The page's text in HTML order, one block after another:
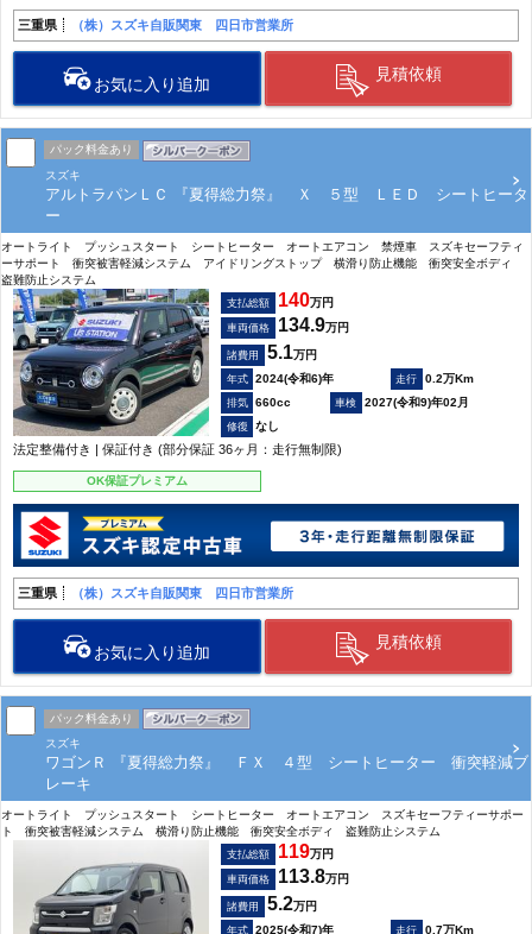
三重県 （株）スズキ自販関東 四日市営業所
お気に入り追加
見積依頼
パック料金あり
スズキ
アルトラパンＬＣ 『夏得総力祭』 Ｘ ５型 ＬＥＤ シートヒータ
ー
オートライト プッシュスタート シートヒーター オートエアコン 禁煙車 スズキセーフティ
ーサポート 衝突被害軽減システム アイドリングストップ 横滑り防止機能 衝突安全ボディ
盗難防止システム
支払総額 140万円
車両価格 134.9万円
諸費用 5.1万円
2024(令和6)年
0.2万Km
660cc
2027(令和9)年02月
なし
法定整備付き | 保証付き (部分保証 36ヶ月：走行無制限)
OK保証プレミアム
三重県 （株）スズキ自販関東 四日市営業所
お気に入り追加
見積依頼
パック料金あり
スズキ
ワゴンＲ 『夏得総力祭』 ＦＸ ４型 シートヒーター 衝突軽減ブ
レーキ
オートライト プッシュスタート シートヒーター オートエアコン スズキセーフティーサポー
ト 衝突被害軽減システム 横滑り防止機能 衝突安全ボディ 盗難防止システム
支払総額 119万円
車両価格 113.8万円
諸費用 5.2万円
2025(令和7)年
0.7万Km